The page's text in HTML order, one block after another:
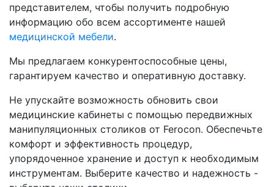
представителем, чтобы получить подробную
информацию обо всем ассортименте нашей
медицинской мебели.
Мы предлагаем конкурентоспособные цены,
гарантируем качество и оперативную доставку.
Не упускайте возможность обновить свои
медицинские кабинеты с помощью передвижных
манипуляционных столиков от Ferocon. Обеспечьте
комфорт и эффективность процедур,
упорядоченное хранение и доступ к необходимым
инструментам. Выберите качество и надежность -